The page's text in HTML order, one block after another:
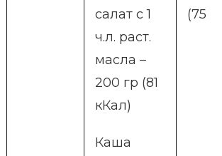
салат с 1
ч.л. раст.
масла –
200 гр (81
кКал)
Каша
(75